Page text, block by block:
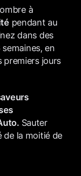
à
pendant au
dans des
en
premiers jours
Sauter
de la moitié de